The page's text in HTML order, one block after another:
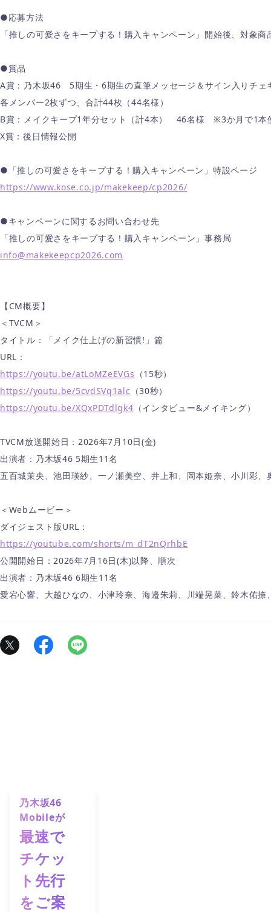
●応募方法
「推しの可愛さをキープする！購入キャンペーン」開始後、対象
●賞品
A賞：乃木坂46 5期生・6期生の直筆メッセージ＆サイン入りチェ
各メンバー2枚ずつ、合計44枚（44名様）
B賞：メイクキープ1年分セット（計4本） 46名様 ※3か月で1本
X賞：後日情報公開
●「推しの可愛さをキープする！購入キャンペーン」特設ページ
https://www.kose.co.jp/makekeep/cp2026/
●キャンペーンに関するお問い合わせ先
「推しの可愛さをキープする！購入キャンペーン」事務局
info@makekeepcp2026.com
【CM概要】
＜TVCM＞
タイトル：「メイク仕上げの新習慣!」篇
URL：
https://youtu.be/atLoMZeEVGs （15秒）
https://youtu.be/5cvdSVq1alc （30秒）
https://youtu.be/XQxPDTdlgk4 （インタビュー&メイキング）
TVCM放送開始日：2026年7月10日(金)
出演者：乃木坂46 5期生11名
五百城茉央、池田瑛紗、一ノ瀬美空、井上和、岡本姫奈、小川彩
＜Webムービー＞
ダイジェスト版URL：
https://youtube.com/shorts/m_dT2nQrhbE
公開開始日：2026年7月16日(木)以降、順次
出演者：乃木坂46 6期生11名
愛宕心響、大越ひなの、小津玲奈、海邉朱莉、川端晃菜、鈴木佑
乃木坂46
Mobileが
最速で
チケッ
ト先行
をご案